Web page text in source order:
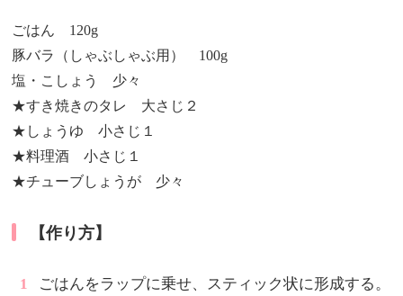
ごはん 120g
豚バラ（しゃぶしゃぶ用） 100g
塩・こしょう 少々
★すき焼きのタレ 大さじ２
★しょうゆ 小さじ１
★料理酒 小さじ１
★チューブしょうが 少々
【作り方】
ごはんをラップに乗せ、スティック状に形成する。